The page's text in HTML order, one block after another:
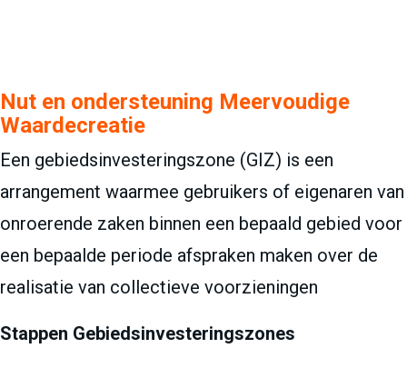
Nut en ondersteuning Meervoudige
Waardecreatie
Een gebiedsinvesteringszone (GIZ) is een
arrangement waarmee gebruikers of eigenaren van
onroerende zaken binnen een bepaald gebied voor
een bepaalde periode afspraken maken over de
realisatie van collectieve voorzieningen
Stappen Gebiedsinvesteringszones